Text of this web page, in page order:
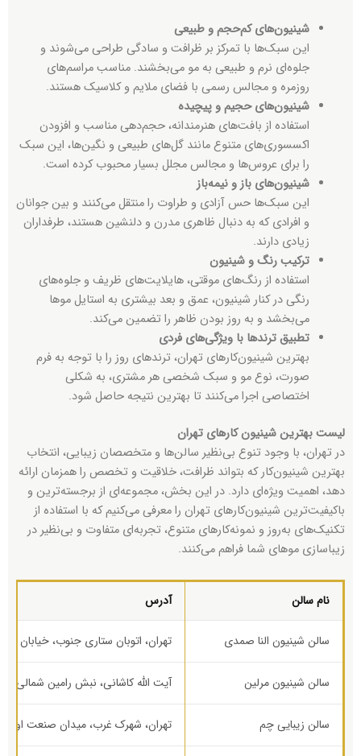
شینیون‌های کم‌حجم و طبیعی
این سبک‌ها با تمرکز بر ظرافت و سادگی طراحی می‌شوند و
جلوه‌ای نرم و طبیعی به مو می‌بخشند. مناسب مراسم‌های
روزمره و مجالس رسمی با فضای ملایم و کلاسیک هستند.
شینیون‌های حجیم و پیچیده
استفاده از بافت‌های هنرمندانه، حجم‌دهی مناسب و افزودن
اکسسوری‌های متنوع مانند گل‌های طبیعی و نگین‌ها، این سبک
را برای عروس‌ها و مجالس مجلل بسیار محبوب کرده است.
شینیون‌های باز و نیمه‌باز
این سبک‌ها حس آزادی و طراوت را منتقل می‌کنند و بین جوانان
و افرادی که به دنبال ظاهری مدرن و دلنشین هستند، طرفداران
زیادی دارند.
ترکیب رنگ و شینیون
استفاده از رنگ‌های موقتی، هایلایت‌های ظریف و جلوه‌های
رنگی در کنار شینیون، عمق و بعد بیشتری به استایل موها
می‌بخشد و به روز بودن ظاهر را تضمین می‌کند.
تطبیق ترندها با ویژگی‌های فردی
بهترین شینیون‌کارهای تهران، ترندهای روز را با توجه به فرم
صورت، نوع مو و سبک شخصی هر مشتری، به شکلی
اختصاصی اجرا می‌کنند تا بهترین نتیجه حاصل شود.
لیست بهترین شینیون کارهای تهران
در تهران، با وجود تنوع بی‌نظیر سالن‌ها و متخصصان زیبایی، انتخاب
بهترین شینیون‌کار که بتواند ظرافت، خلاقیت و تخصص را همزمان ارائه
دهد، اهمیت ویژه‌ای دارد. در این بخش، مجموعه‌ای از برجسته‌ترین و
باکیفیت‌ترین شینیون‌کارهای تهران را معرفی می‌کنیم که با استفاده از
تکنیک‌های به‌روز و نمونه‌کارهای متنوع، تجربه‌ای متفاوت و بی‌نظیر در
زیباسازی موهای شما فراهم می‌کنند.
نام سالن آدرس
سالن شینیون النا صمدی تهران، اتوبان ستاری جنوب، خیابان پیامبران غربی،
سالن شینیون مرلین آیت الله کاشانی، نبش رامین شمالی، بالای
سالن زیبایی چم تهران، شهرک غرب، میدان صنعت اول،